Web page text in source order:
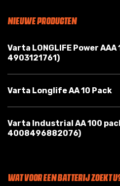
NIEUWE PRODUCTEN
Varta LONGLIFE Power AAA
4903121761)
Varta Longlife AA 10 Pack
Varta Industrial AA 100
4008496882076)
WAT VOOR EEN BATTERIJ ZOEKT